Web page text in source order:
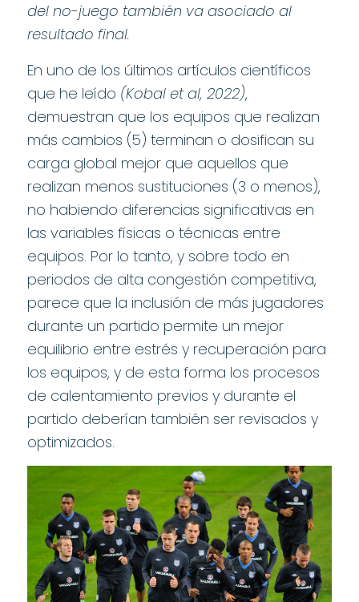
del no-juego también va asociado al
resultado final.
En uno de los últimos artículos científicos
que he leído (Kobal et al, 2022),
demuestran que los equipos que realizan
más cambios (5) terminan o dosifican su
carga global mejor que aquellos que
realizan menos sustituciones (3 o menos),
no habiendo diferencias significativas en
las variables físicas o técnicas entre
equipos. Por lo tanto, y sobre todo en
periodos de alta congestión competitiva,
parece que la inclusión de más jugadores
durante un partido permite un mejor
equilibrio entre estrés y recuperación para
los equipos, y de esta forma los procesos
de calentamiento previos y durante el
partido deberían también ser revisados y
optimizados.